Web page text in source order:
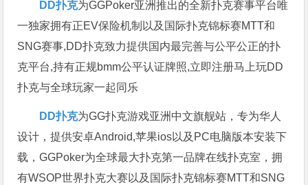
DD扑克为GGPoker亚洲推出的全新扑克赛事平台唯
一独家拥有正EV保险机制以及国际扑克锦标赛MTT和
SNG赛事,DD扑克致力提供国内最完善与公平公正的扑
克平台,持有正规bmm公平认证牌照,立即注册马上玩DD
扑克与全球玩家一起同乐
DD扑克为GG扑克游戏亚洲中文旗舰站，专为华人
设计，提供安卓Android,苹果ios以及PC电脑版本安装下
载，GGPoker为全球最大扑克第一品牌在线扑克室，拥
有WSOP世界扑克大赛以及国际扑克锦标赛MTT和SNG